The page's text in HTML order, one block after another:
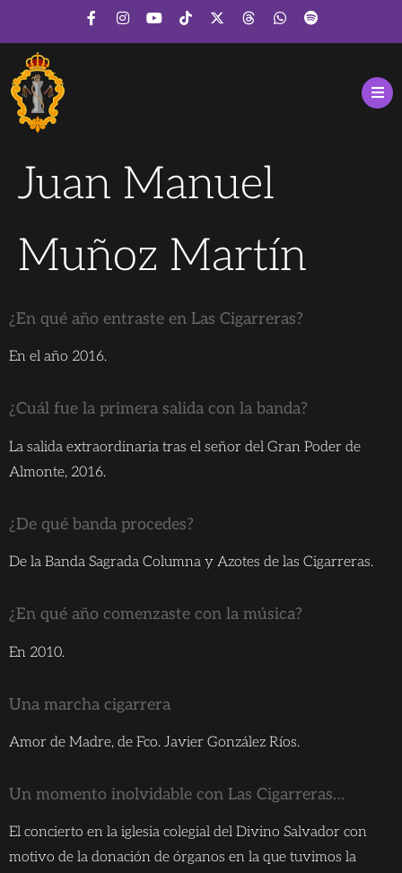
Juan Manuel
Muñoz Martín
¿En qué año entraste en Las Cigarreras?
En el año 2016.
¿Cuál fue la primera salida con la banda?
La salida extraordinaria tras el señor del Gran Poder de
Almonte, 2016.
¿De qué banda procedes?
De la Banda Sagrada Columna y Azotes de las Cigarreras.
¿En qué año comenzaste con la música?
En 2010.
Una marcha cigarrera
Amor de Madre, de Fco. Javier González Ríos.
Un momento inolvidable con Las Cigarreras…
El concierto en la iglesia colegial del Divino Salvador con
motivo de la donación de órganos en la que tuvimos la